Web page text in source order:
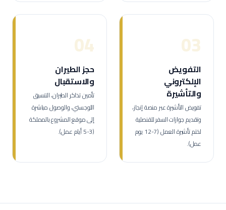
03
التفويض
الإلكتروني
والتأشيرة
تفويض التأشيرة عبر منصة إنجاز،
وتقديم جوازات السفر للقنصلية
لختم تأشيرة العمل (7-12 يوم
عمل).
04
حجز الطيران
والاستقبال
تأمين تذاكر الطيران، التنسيق
اللوجستي، والوصول مباشرة
إلى موقع المشروع بالمملكة
(3-5 أيام عمل).